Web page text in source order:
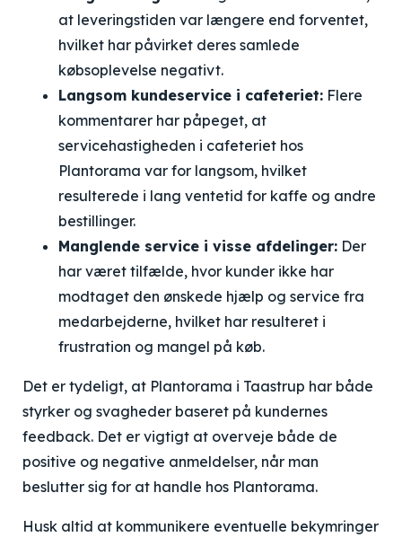
at leveringstiden var længere end forventet,
hvilket har påvirket deres samlede
købsoplevelse negativt.
Langsom kundeservice i cafeteriet: Flere
kommentarer har påpeget, at
servicehastigheden i cafeteriet hos
Plantorama var for langsom, hvilket
resulterede i lang ventetid for kaffe og andre
bestillinger.
Manglende service i visse afdelinger: Der
har været tilfælde, hvor kunder ikke har
modtaget den ønskede hjælp og service fra
medarbejderne, hvilket har resulteret i
frustration og mangel på køb.
Det er tydeligt, at Plantorama i Taastrup har både
styrker og svagheder baseret på kundernes
feedback. Det er vigtigt at overveje både de
positive og negative anmeldelser, når man
beslutter sig for at handle hos Plantorama.
Husk altid at kommunikere eventuelle bekymringer